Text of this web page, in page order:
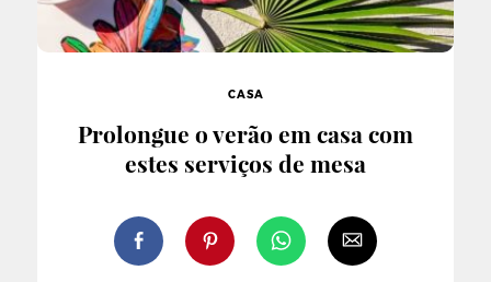
CASA
Prolongue o verão em casa com
estes serviços de mesa